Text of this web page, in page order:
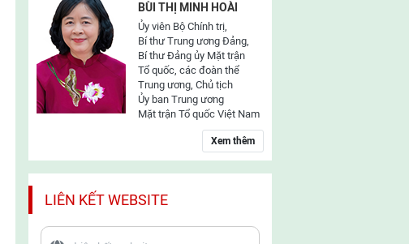
BÙI THỊ MINH HOÀI
Ủy viên Bộ Chính trị,
Bí thư Trung ương Đảng,
Bí thư Đảng ủy Mặt trận
Tổ quốc, các đoàn thể
Trung ương, Chủ tịch
Ủy ban Trung ương
Mặt trận Tổ quốc Việt Nam
Xem thêm
LIÊN KẾT WEBSITE